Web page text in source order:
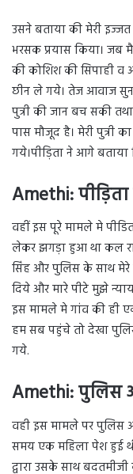
उसने बताया की मेरी
भरसक प्रयास किया। जब
की कोशिश की सिपाही व
छीन ले गये। तेज आवाज
पुत्री की जान बच सकी
पास मौजूद है। मेरी पुत्री
गये।पीड़िता ने आगे बताया
Amethi:
वहीं इस पूरे मामले मे
लेकर झगड़ा हुआ था कल
सिंह और पुलिस के साथ मेरे
दिये और मारे पीटे मुझे
इस मामले मे गांव की ही
हम सब पहुंचे तो देखा
गये.
Amethi: पुलिस
वही इस मामले पर पुलिस
समय एक महिला पेश हुई
द्वारा उसके साथ